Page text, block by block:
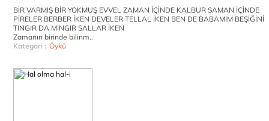
BİR VARMIŞ BİR YOKMUŞ EVVEL ZAMAN İÇİNDE KALBUR SAMAN İÇİNDE
PİRELER BERBER İKEN DEVELER TELLAL İKEN BEN DE BABAMIM BEŞİĞİNİ
TINGIR DA MINGIR SALLAR İKEN
Zamanın birinde bilinm..
Kategori : Öykü